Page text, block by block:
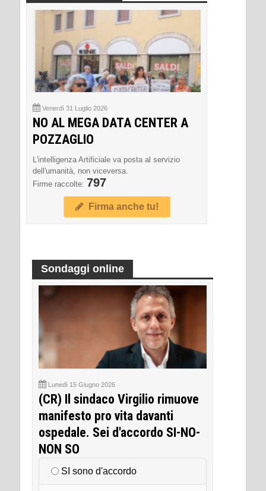
Venerdì 31 Luglio 2026
NO AL MEGA DATA CENTER A
POZZAGLIO
L'intelligenza Artificiale va posta al servizio
dell'umanità, non viceversa.
Firme raccolte: 797
Firma anche tu!
Sondaggi online
Lunedì 15 Giugno 2026
(CR) Il sindaco Virgilio rimuove
manifesto pro vita davanti
ospedale. Sei d'accordo SI-NO-
NON SO
SI sono d'accordo